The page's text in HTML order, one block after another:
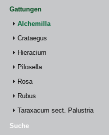
Gattungen
Alchemilla
Crataegus
Hieracium
Pilosella
Rosa
Rubus
Taraxacum sect. Palustria
Suche